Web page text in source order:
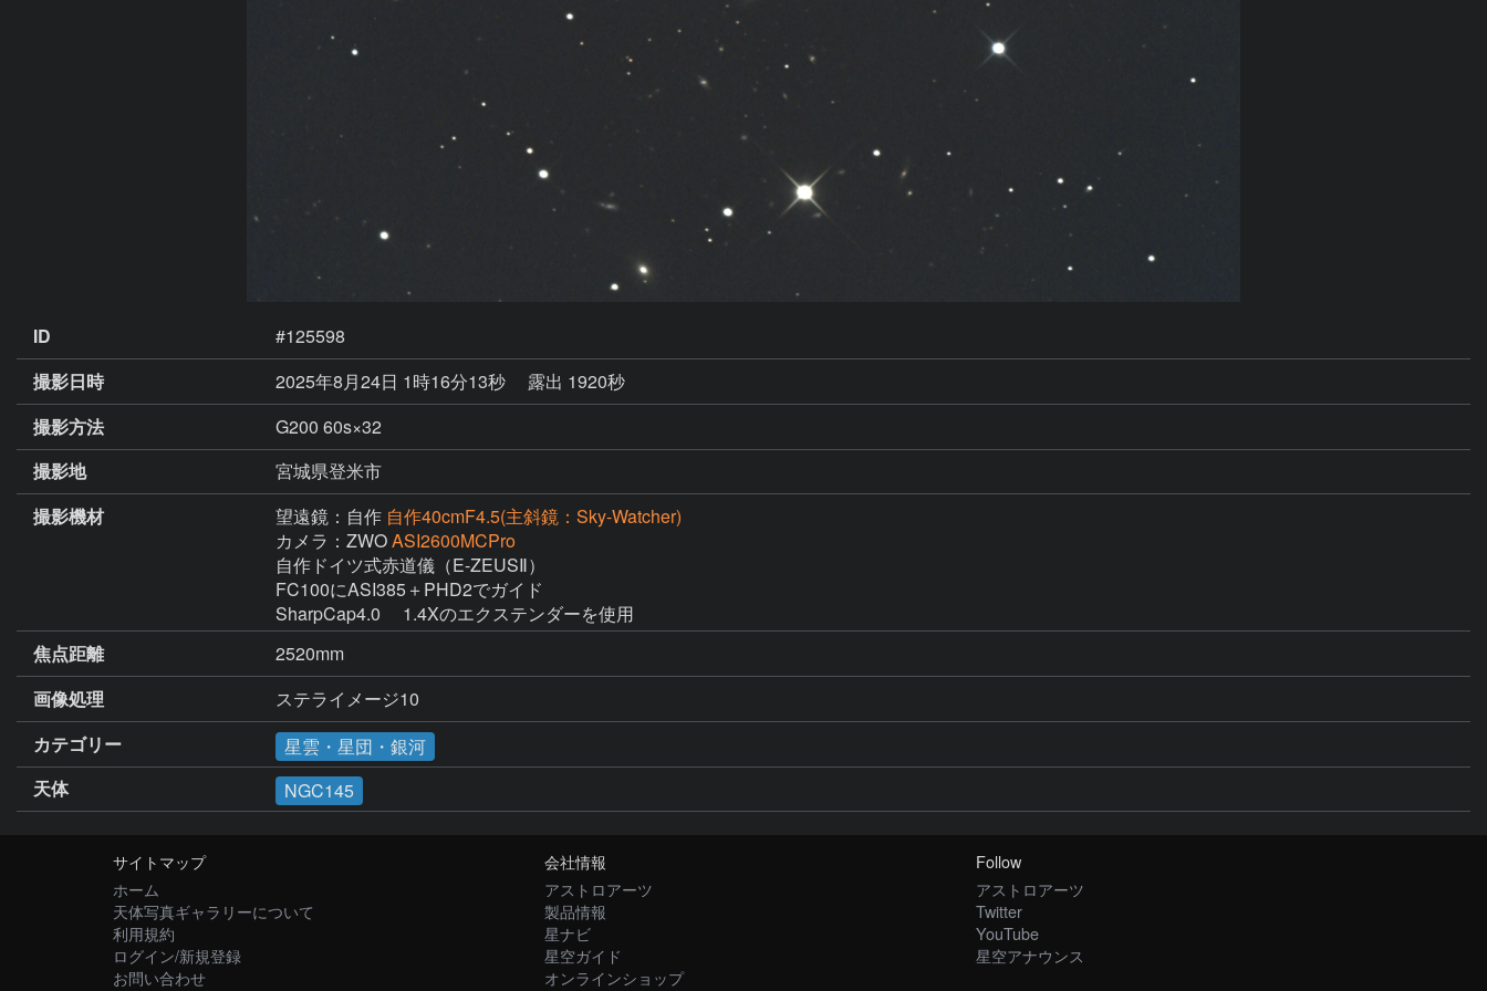
ID
#125598
撮影日時
2025年8月24日 1時16分13秒
露出 1920秒
撮影方法
G200 60s×32
撮影地
宮城県登米市
撮影機材
望遠鏡：自作 自作40cmF4.5(主斜鏡：Sky-Watcher)
カメラ：ZWOASI2600MCPro
自作ドイツ式赤道儀（E-ZEUSⅡ）
FC100にASI385＋PHD2でガイド
SharpCap4.0 　1.4Xのエクステンダーを使用
焦点距離
2520mm
画像処理
ステライメージ10
カテゴリー
星雲・星団・銀河
天体
NGC145
サイトマップ
ホーム
天体写真ギャラリーについて
利用規約
ログイン/新規登録
お問い合わせ
会社情報
アストロアーツ
製品情報
星ナビ
星空ガイド
オンラインショップ
Follow
アストロアーツ
Twitter
YouTube
星空アナウンス